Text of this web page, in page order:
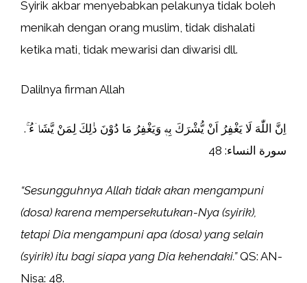
Syirik akbar menyebabkan pelakunya tidak boleh
menikah dengan orang muslim, tidak dishalati
ketika mati, tidak mewarisi dan diwarisi dll.
Dalilnya firman Allah
اِنَّ اللّٰهَ لَا يَغْفِرُ اَنْ يُّشْرَكَ بِهٖ وَيَغْفِرُ مَا دُوْنَ ذٰلِكَ لِمَنْ يَّشَاۤءُ ۚ.
سورة النساء: 48
“Sesungguhnya Allah tidak akan mengampuni
(dosa) karena mempersekutukan-Nya (syirik),
tetapi Dia mengampuni apa (dosa) yang selain
(syirik) itu bagi siapa yang Dia kehendaki.”QS: AN-
Nisa: 48.